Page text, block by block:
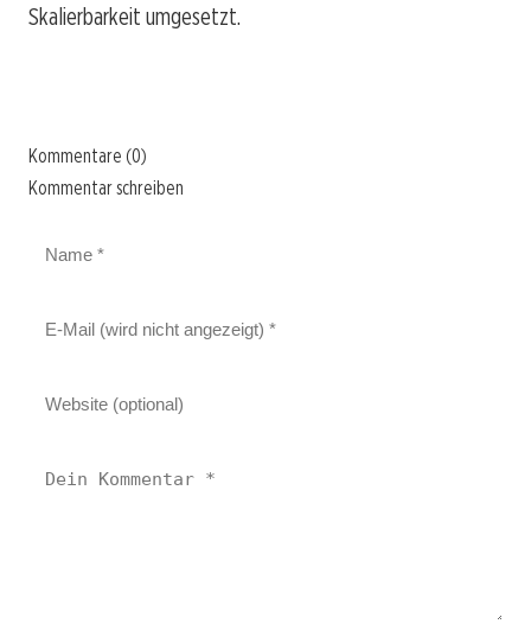
Skalierbarkeit umgesetzt.
Kommentare (0)
Kommentar schreiben